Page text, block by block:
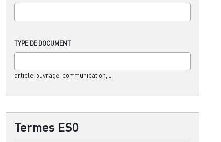
TYPE DE DOCUMENT
article, ouvrage, communication,....
Termes ESO